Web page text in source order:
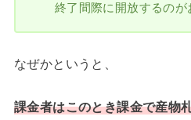
終了間際に開放するのが
なぜかというと、
課金者はこのとき課金で産物